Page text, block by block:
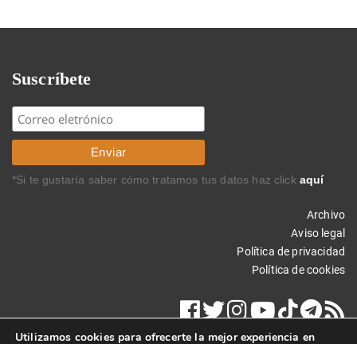
Suscríbete
*Si te gustaría saber cómo tratamos tus datos haz click aquí
Archivo
Aviso legal
Política de privacidad
Política de cookies
Utilizamos cookies para ofrecerte la mejor experiencia en